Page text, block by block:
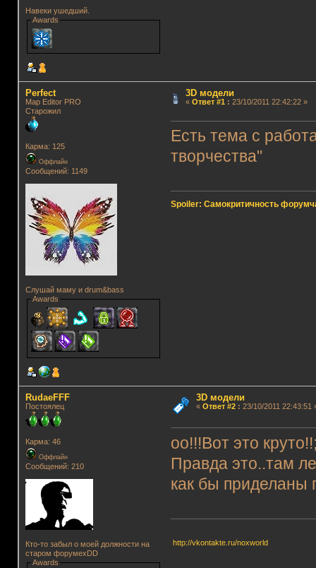
Навеки ушедший.
Awards
Perfect
Map Editor PRO
Старожил
Карма: 125
Оффлайн
Сообщений: 1149
Слушай маму и drum&bass
Awards
3D модели
« Ответ #1: 23/10/2011 22:42:22 »
Есть тема с
творчества"
Spoiler: Самокритичность
RudaeFFF
Постоялец
Карма: 46
Оффлайн
Сообщений: 210
Кто-то забыл о моей должности на
старом форумеxDD
Awards
3D модели
« Ответ #2: 23/10/2011 22:43:51
оо!!!Вот это
Правда это..там
как бы приделаны
http://vkontakte.ru/noxworld